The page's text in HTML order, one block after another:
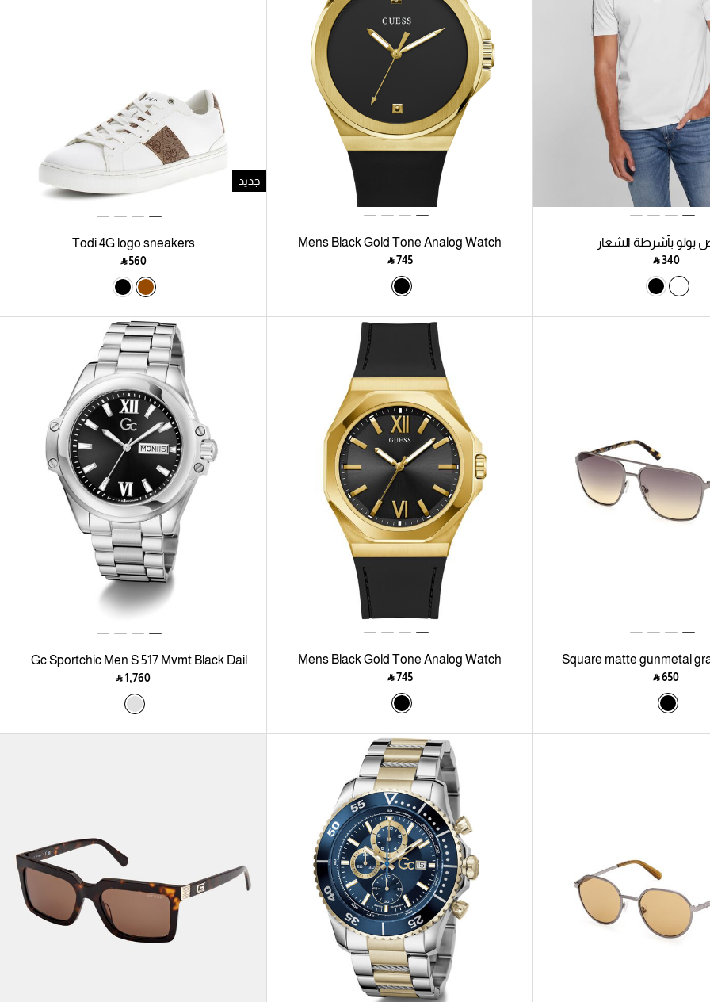
بولو بأشرطة الشعار
‎ ⃁ ⁦340⁩ ‎
Mens Black Gold Tone Analog Watch
‎ ⃁ ⁦745⁩ ‎
جديد
Todi 4G logo sneakers
‎ ⃁ ⁦560⁩ ‎
Square matte gunmetal
‎ ⃁ ⁦650⁩ ‎
Mens Black Gold Tone Analog Watch
‎ ⃁ ⁦745⁩ ‎
Gc Sportchic Men S 517 Mvmt Black Dail
10 Amt Silver Stainless Steel Brct
‎ ⃁ ⁦1,760⁩ ‎